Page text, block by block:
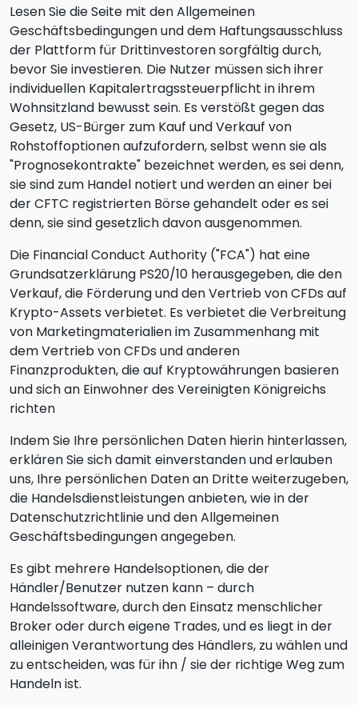
Lesen Sie die Seite mit den Allgemeinen
Geschäftsbedingungen und dem Haftungsausschluss
der Plattform für Drittinvestoren sorgfältig durch,
bevor Sie investieren. Die Nutzer müssen sich ihrer
individuellen Kapitalertragssteuerpflicht in ihrem
Wohnsitzland bewusst sein. Es verstößt gegen das
Gesetz, US-Bürger zum Kauf und Verkauf von
Rohstoffoptionen aufzufordern, selbst wenn sie als
"Prognosekontrakte" bezeichnet werden, es sei denn,
sie sind zum Handel notiert und werden an einer bei
der CFTC registrierten Börse gehandelt oder es sei
denn, sie sind gesetzlich davon ausgenommen.
Die Financial Conduct Authority ("FCA") hat eine
Grundsatzerklärung PS20/10 herausgegeben, die den
Verkauf, die Förderung und den Vertrieb von CFDs auf
Krypto-Assets verbietet. Es verbietet die Verbreitung
von Marketingmaterialien im Zusammenhang mit
dem Vertrieb von CFDs und anderen
Finanzprodukten, die auf Kryptowährungen basieren
und sich an Einwohner des Vereinigten Königreichs
richten
Indem Sie Ihre persönlichen Daten hierin hinterlassen,
erklären Sie sich damit einverstanden und erlauben
uns, Ihre persönlichen Daten an Dritte weiterzugeben,
die Handelsdienstleistungen anbieten, wie in der
Datenschutzrichtlinie und den Allgemeinen
Geschäftsbedingungen angegeben.
Es gibt mehrere Handelsoptionen, die der
Händler/Benutzer nutzen kann – durch
Handelssoftware, durch den Einsatz menschlicher
Broker oder durch eigene Trades, und es liegt in der
alleinigen Verantwortung des Händlers, zu wählen und
zu entscheiden, was für ihn / sie der richtige Weg zum
Handeln ist.